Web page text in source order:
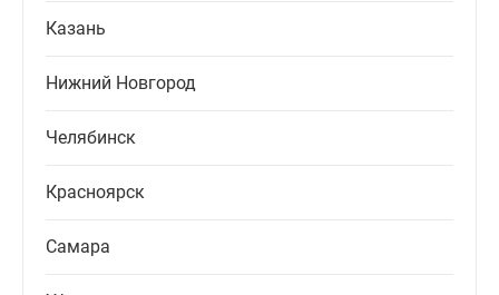
Казань
Нижний Новгород
Челябинск
Красноярск
Самара